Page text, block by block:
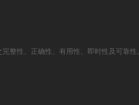
整性、正确性、有用性、即时性及可靠